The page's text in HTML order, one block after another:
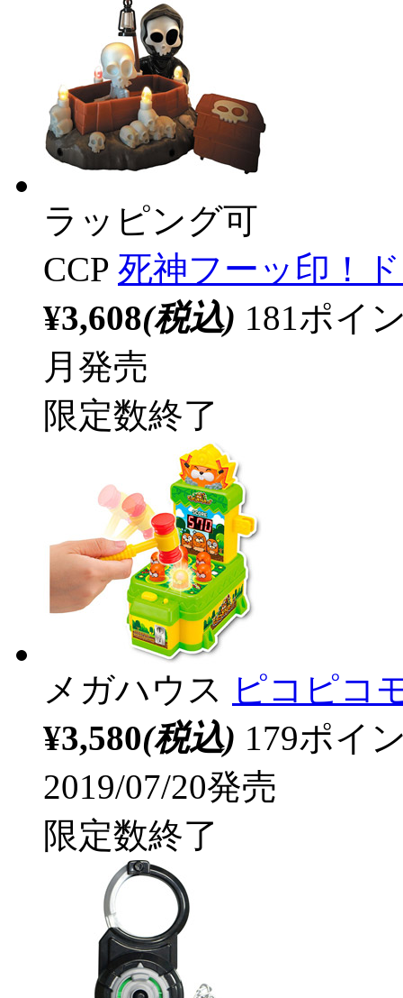
ラッピング可
CCP 死神フーッ印！
¥3,608(税込) 181ポイ
月発売
限定数終了
メガハウス ピコピコ
¥3,580(税込) 179ポイ
2019/07/20発売
限定数終了